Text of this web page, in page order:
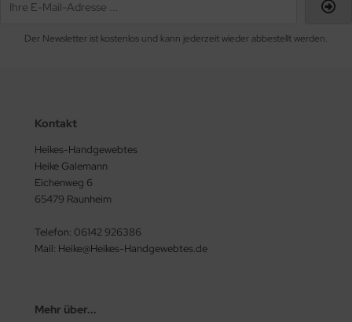
Der Newsletter ist kostenlos und kann jederzeit wieder abbestellt werden.
Kontakt
Heikes-Handgewebtes
Heike Galemann
Eichenweg 6
65479 Raunheim
Telefon: 06142 926386
Mail: Heike@Heikes-Handgewebtes.de
Mehr über...